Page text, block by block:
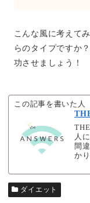
こんな風に考えて
らのタイプですか
功させましょう！
この記事を書いた人
人
間
か
ダイエット